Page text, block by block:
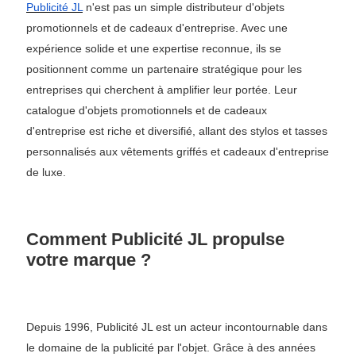
Publicité JLn'est pas un simple distributeur d'objets
promotionnels et de cadeaux d'entreprise. Avec une
expérience solide et une expertise reconnue, ils se
positionnent comme un partenaire stratégique pour les
entreprises qui cherchent à amplifier leur portée. Leur
catalogue d'objets promotionnels et de cadeaux
d'entreprise est riche et diversifié, allant des stylos et tasses
personnalisés aux vêtements griffés et cadeaux d'entreprise
de luxe.
Comment Publicité JL propulse
votre marque ?
Depuis 1996, Publicité JL est un acteur incontournable dans
le domaine de la publicité par l'objet. Grâce à des années